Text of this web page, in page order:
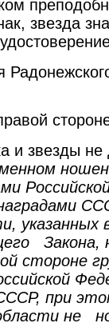
звезда
и звезды не
указанных
Закона,
стороне
при
не